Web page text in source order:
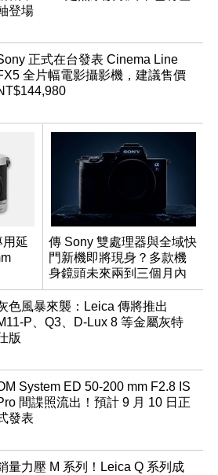
登場
正式在台發表 Cinema Line
全片幅電影攝影機，建議售價
用延
傳 Sony 雙處理器與全域快
門新機即將現身？多款機
身鏡頭未來兩到三個月內
有望登場
色風暴來襲：Leica 傳將推出
P、Q3、D-Lux 8 等金屬灰特
版
System ED 50-200 mm F2.8 IS
間諜照流出！預計 9 月 10 日正
發表
量力壓 M 系列！Leica Q 系列成